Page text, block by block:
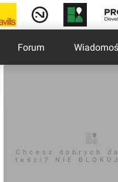
Forum
Chcesz dobrych
teści? NIE BLOKUJ